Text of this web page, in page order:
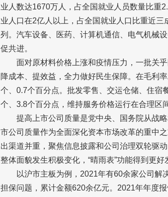
业人数达1670万人，占全国就业人员数量比重
业人口在2亿人以上，占全国就业人口比重近
列。汽车设备、医药、计算机通信、电气机械
促共进。
面对原材料价格上涨和疫情压力，一批关
降成本、提效益，全力做好民生保障。在毛利
个、0.7个百分点。批发零售、交运仓储、住宿
个、3.8个百分点，维持服务价格运行在合理区间
提高上市公司质量是党中央、国务院从战
市公司质量作为全面深化资本市场改革的重中
出渠道并重，聚焦信息披露和公司治理双轮驱
整体面貌发生积极变化，“晴雨表”功能得到更
以沪市主板为例，2021年有60余家公司
担保问题，累计金额620余亿元。2021年年度